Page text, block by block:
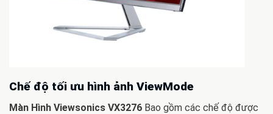
Chế độ tối ưu hình ảnh ViewMode
Màn Hình Viewsonics VX3276 Bao gồm các chế độ được